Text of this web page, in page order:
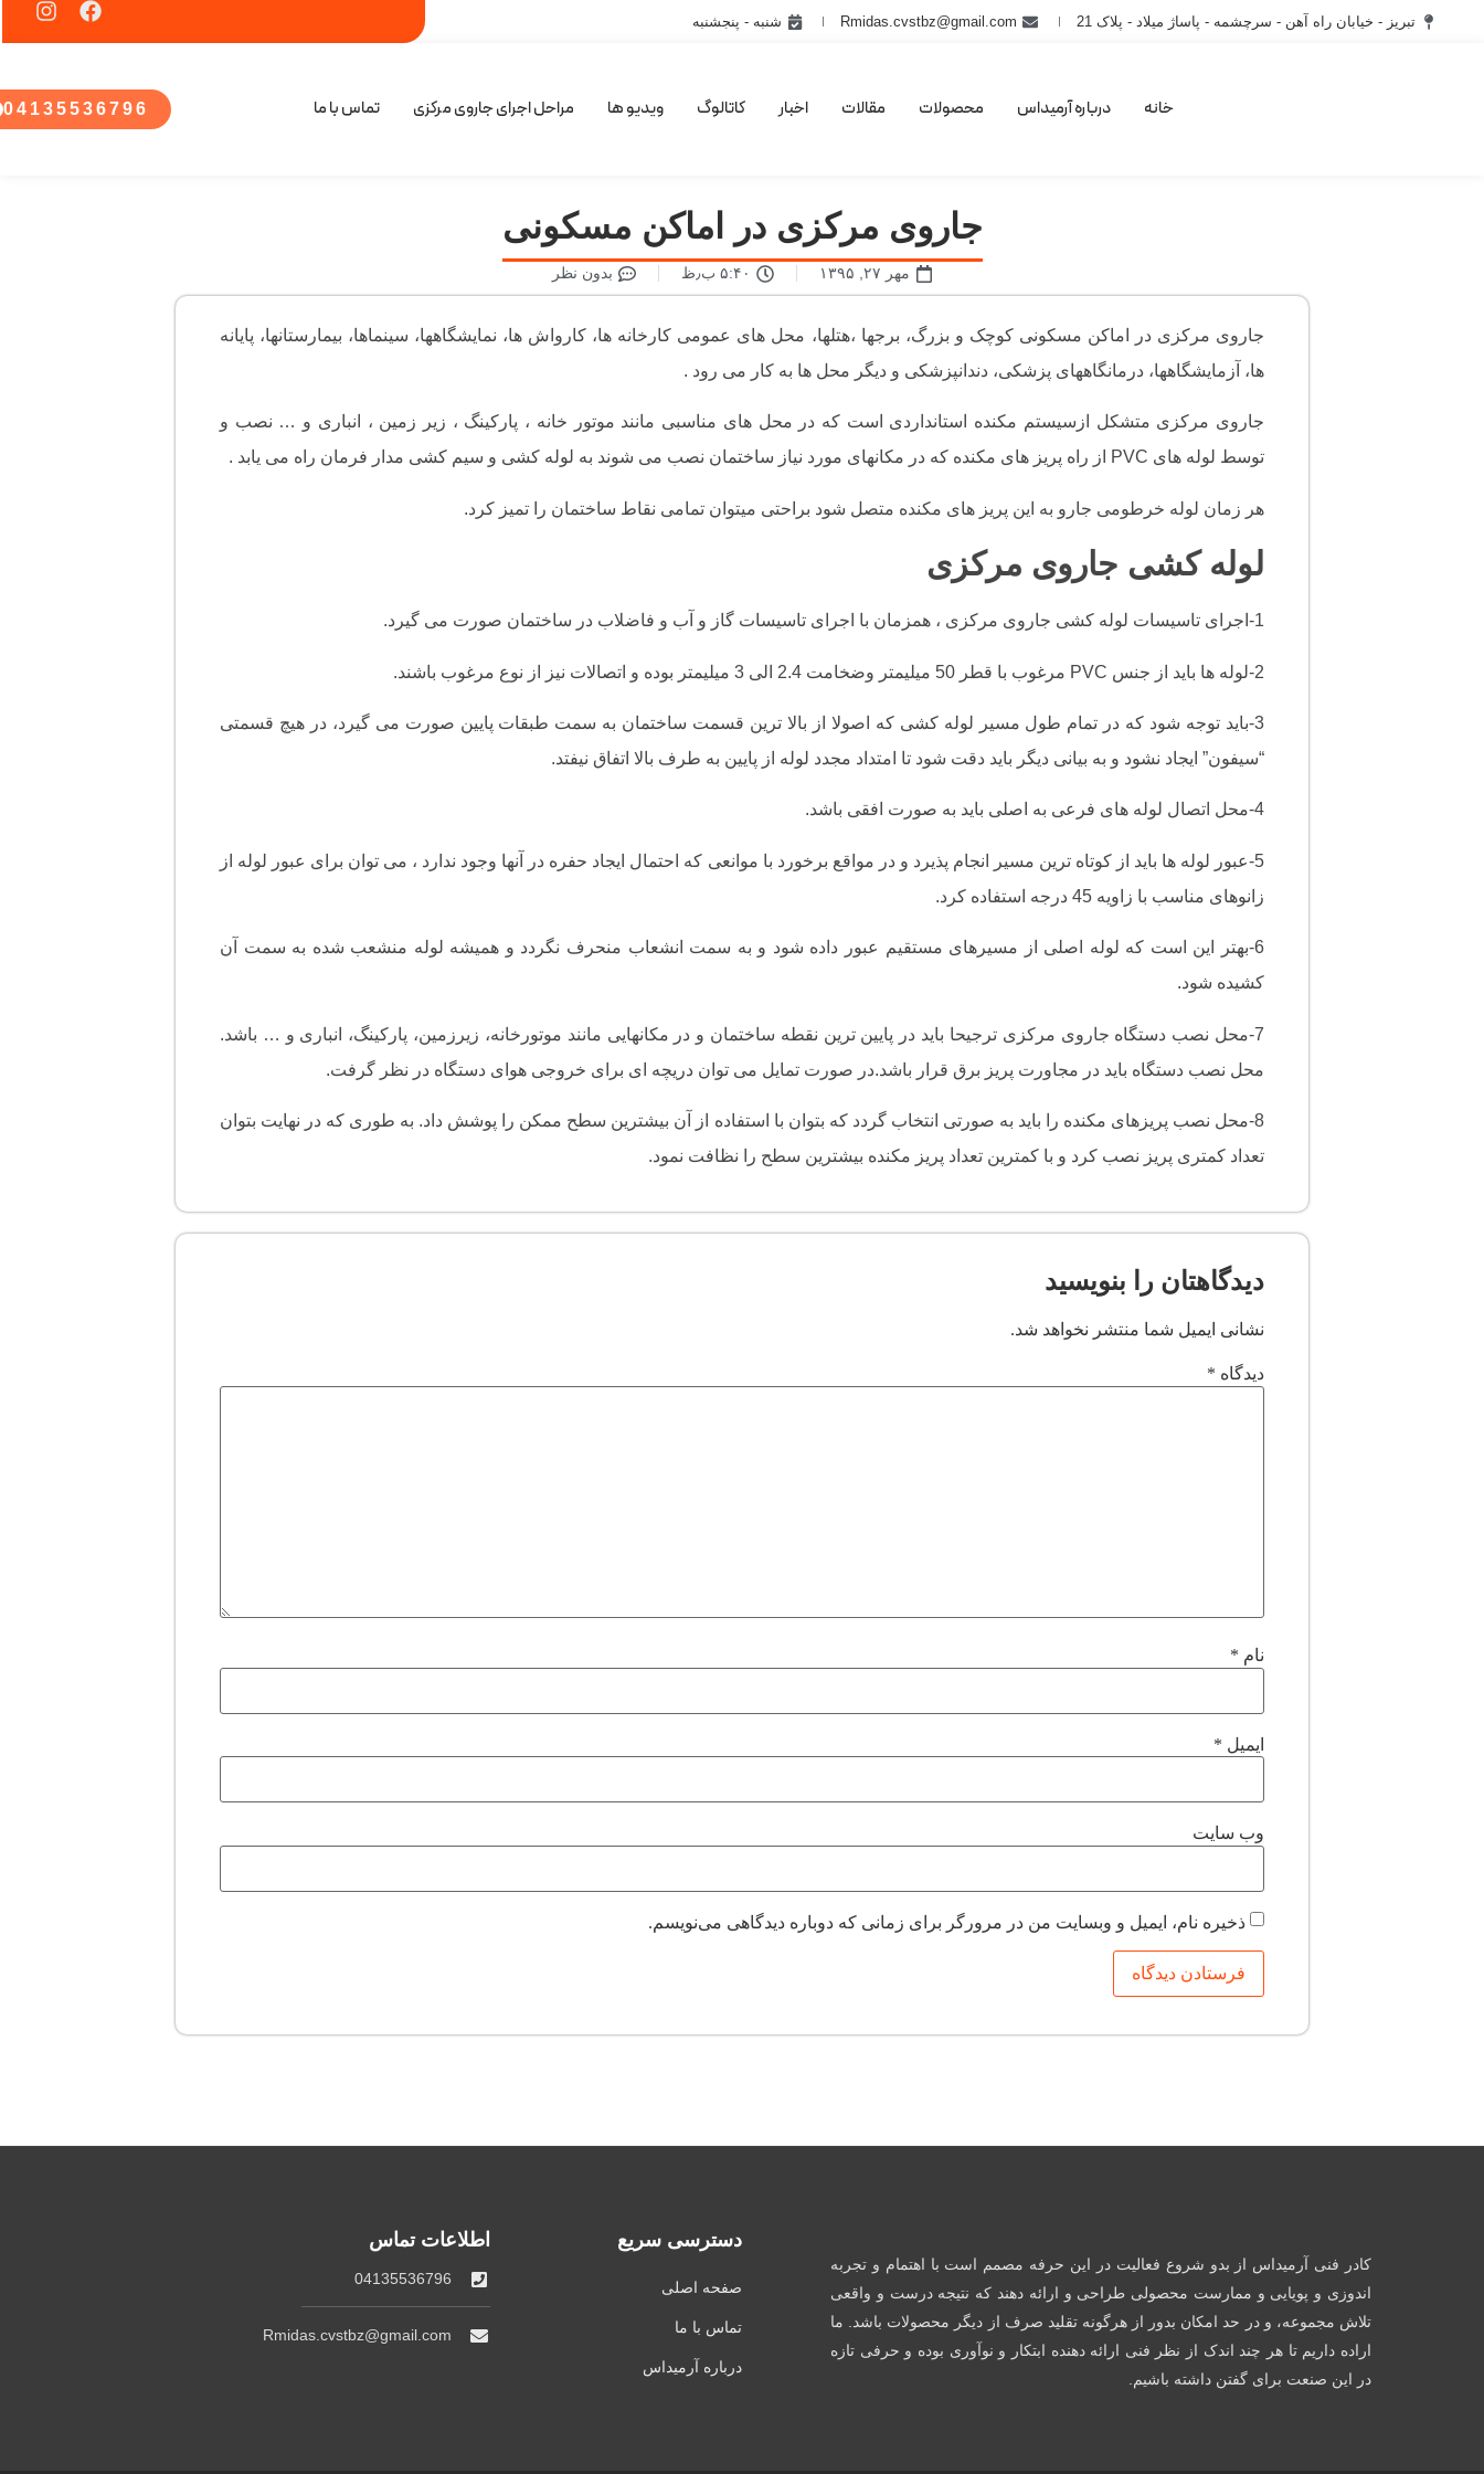
تبریز - خیابان راه آهن - سرچشمه - پاساژ میلاد - پلاک 21 Rmidas.cvstbz@gmail.com شنبه - پنجشنبه
خانه درباره آرمیداس محصولات مقالات اخبار کاتالوگ ویدیو ها مراحل اجرای جاروی مرکزی تماس با ما 04135536796
جاروی مرکزی در اماکن مسکونی
مهر ۲۷, ۱۳۹۵ ۵:۴۰ ب٫ظ بدون نظر
جاروی مرکزی در اماکن مسکونی کوچک و بزرگ، برجها ،هتلها، محل های عمومی کارخانه ها، کارواش ها، نمایشگاهها، سینماها، بیمارستانها، پایانه
ها، آزمایشگاهها، درمانگاههای پزشکی، دندانپزشکی و دیگر محل ها به کار می رود .
جاروی مرکزی متشکل ازسیستم مکنده استانداردی است که در محل های مناسبی مانند موتور خانه ، پارکینگ ، زیر زمین ، انباری و … نصب و
توسط لوله های PVC از راه پریز های مکنده که در مکانهای مورد نیاز ساختمان نصب می شوند به لوله کشی و سیم کشی مدار فرمان راه می یابد .
هر زمان لوله خرطومی جارو به این پریز های مکنده متصل شود براحتی میتوان تمامی نقاط ساختمان را تمیز کرد.
لوله کشی جاروی مرکزی
1-اجرای تاسیسات لوله کشی جاروی مرکزی ، همزمان با اجرای تاسیسات گاز و آب و فاضلاب در ساختمان صورت می گیرد.
2-لوله ها باید از جنس PVC مرغوب با قطر 50 میلیمتر وضخامت 2.4 الی 3 میلیمتر بوده و اتصالات نیز از نوع مرغوب باشند.
3-باید توجه شود که در تمام طول مسیر لوله کشی که اصولا از بالا ترین قسمت ساختمان به سمت طبقات پایین صورت می گیرد، در هیچ قسمتی
“سیفون” ایجاد نشود و به بیانی دیگر باید دقت شود تا امتداد مجدد لوله از پایین به طرف بالا اتفاق نیفتد.
4-محل اتصال لوله های فرعی به اصلی باید به صورت افقی باشد.
5-عبور لوله ها باید از کوتاه ترین مسیر انجام پذیرد و در مواقع برخورد با موانعی که احتمال ایجاد حفره در آنها وجود ندارد ، می توان برای عبور لوله از
زانوهای مناسب با زاویه 45 درجه استفاده کرد.
6-بهتر این است که لوله اصلی از مسیرهای مستقیم عبور داده شود و به سمت انشعاب منحرف نگردد و همیشه لوله منشعب شده به سمت آن
کشیده شود.
7-محل نصب دستگاه جاروی مرکزی ترجیحا باید در پایین ترین نقطه ساختمان و در مکانهایی مانند موتورخانه، زیرزمین، پارکینگ، انباری و … باشد.
محل نصب دستگاه باید در مجاورت پریز برق قرار باشد.در صورت تمایل می توان دریچه ای برای خروجی هوای دستگاه در نظر گرفت.
8-محل نصب پریزهای مکنده را باید به صورتی انتخاب گردد که بتوان با استفاده از آن بیشترین سطح ممکن را پوشش داد. به طوری که در نهایت بتوان
تعداد کمتری پریز نصب کرد و با کمترین تعداد پریز مکنده بیشترین سطح را نظافت نمود.
دیدگاهتان را بنویسید
نشانی ایمیل شما منتشر نخواهد شد.
دیدگاه *
نام *
ایمیل *
وب‌ سایت
ذخیره نام، ایمیل و وبسایت من در مرورگر برای زمانی که دوباره دیدگاهی می‌نویسم.
کادر فنی آرمیداس از بدو شروع فعالیت در این حرفه مصمم است با اهتمام و تجربه
اندوزی و پویایی و ممارست محصولی طراحی و ارائه دهند که نتیجه درست و واقعی
تلاش مجموعه، و در حد امکان بدور از هرگونه تقلید صرف از دیگر محصولات باشد. ما
اراده داریم تا هر چند اندک از نظر فنی ارائه دهنده ابتکار و نوآوری بوده و حرفی تازه
در این صنعت برای گفتن داشته باشیم.
دسترسی سریع
صفحه اصلی
تماس با ما
درباره آرمیداس
اطلاعات تماس
04135536796
Rmidas.cvstbz@gmail.com